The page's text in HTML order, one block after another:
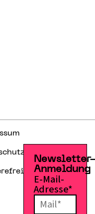
Anmeldung
E-Mail-
Adresse*